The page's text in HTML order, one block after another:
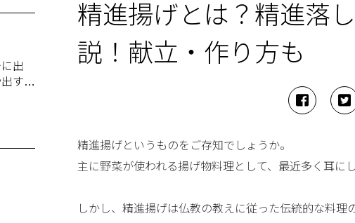
精進揚げとは？精進落
説！献立・作り方も
精進揚げというものをご存知でしょうか。
主に野菜が使われる揚げ物料理として、最近多く耳にし
しかし、精進揚げは仏教の教えに従った伝統的な料理
出
す範